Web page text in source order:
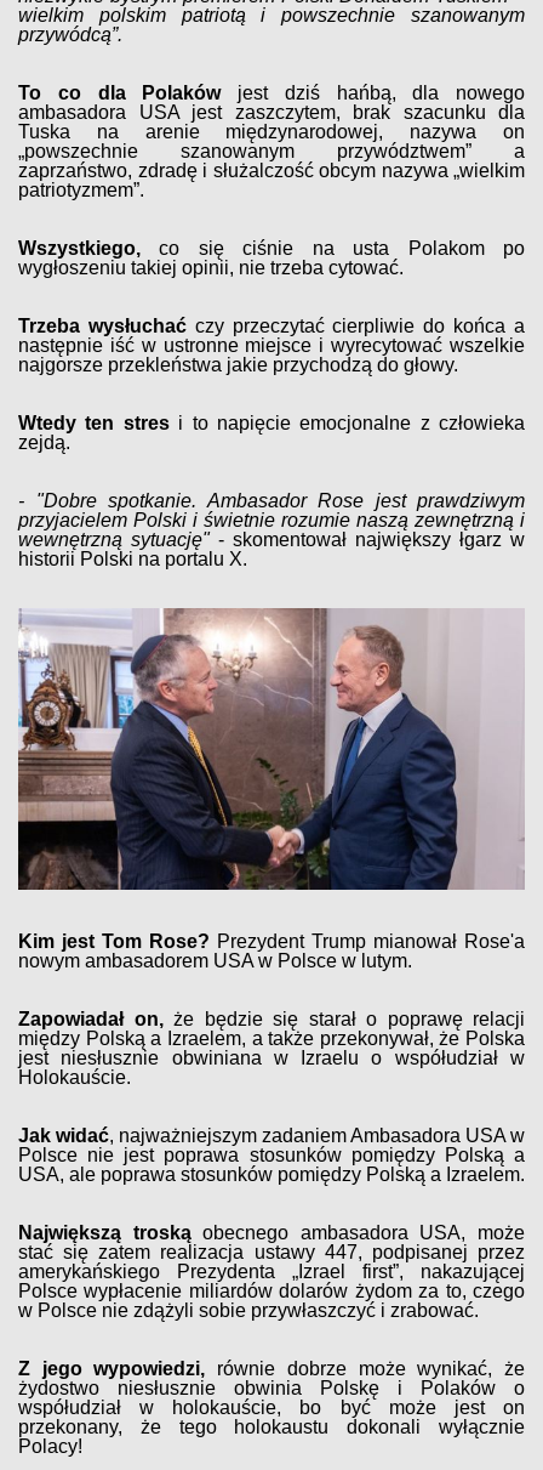
wielkim polskim patriotą i powszechnie szanowanym
przywódcą”.
To co dla Polakówjest dziś hańbą, dla nowego
ambasadora USA jest zaszczytem, brak szacunku dla
Tuska na arenie międzynarodowej, nazywa on
„powszechnie szanowanym przywództwem” a
zaprzaństwo, zdradę i służalczość obcym nazywa „wielkim
patriotyzmem”.
Wszystkiego, co się ciśnie na usta Polakom po
wygłoszeniu takiej opinii, nie trzeba cytować.
Trzeba wysłuchaćczy przeczytać cierpliwie do końca a
następnie iść w ustronne miejsce i wyrecytować wszelkie
najgorsze przekleństwa jakie przychodzą do głowy.
Wtedy ten stresi to napięcie emocjonalne z człowieka
zejdą.
- "Dobre spotkanie. Ambasador Rose jest prawdziwym
przyjacielem Polski i świetnie rozumie naszą zewnętrzną i
wewnętrzną sytuację"- skomentował największy łgarz w
historii Polski na portalu X.
Kim jest Tom Rose? Prezydent Trump mianował Rose'a
nowym ambasadorem USA w Polsce w lutym.
Zapowiadał on,że będzie się starał o poprawę relacji
między Polską a Izraelem, a także przekonywał, że Polska
jest niesłusznie obwiniana w Izraelu o współudział w
Holokauście.
Jak widać, najważniejszym zadaniem Ambasadora USA w
Polsce nie jest poprawa stosunków pomiędzy Polską a
USA, ale poprawa stosunków pomiędzy Polską a Izraelem.
Największą troskąobecnego ambasadora USA, może
stać się zatem realizacja ustawy 447, podpisanej przez
amerykańskiego Prezydenta „Izrael first”, nakazującej
Polsce wypłacenie miliardów dolarów żydom za to, czego
w Polsce nie zdążyli sobie przywłaszczyć i zrabować.
Z jego wypowiedzi, równie dobrze może wynikać, że
żydostwo niesłusznie obwinia Polskę i Polaków o
współudział w holokauście, bo być może jest on
przekonany, że tego holokaustu dokonali wyłącznie
Polacy!